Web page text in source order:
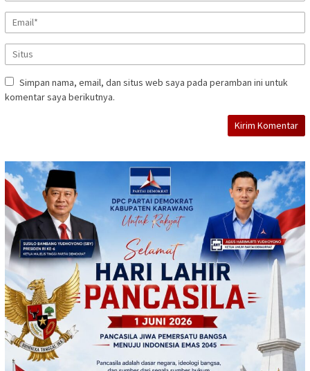
Simpan nama, email, dan situs web saya pada peramban ini untuk
komentar saya berikutnya.